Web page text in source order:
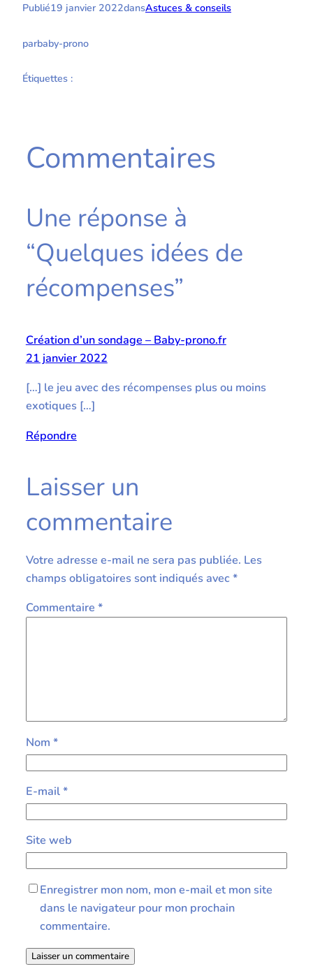
Publié19 janvier 2022dansAstuces & conseils
parbaby-prono
Étiquettes :
Commentaires
Une réponse à
“Quelques idées de
récompenses”
Création d’un sondage – Baby-prono.fr
21 janvier 2022
[…] le jeu avec des récompenses plus ou moins
exotiques […]
Répondre
Laisser un
commentaire
Votre adresse e-mail ne sera pas publiée. Les
champs obligatoires sont indiqués avec*
Commentaire *
Nom *
E-mail*
Site web
Enregistrer mon nom, mon e-mail et mon site
dans le navigateur pour mon prochain
commentaire.